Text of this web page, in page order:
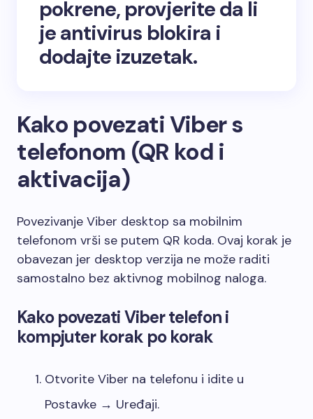
pokrene, provjerite da li
je antivirus blokira i
dodajte izuzetak.
Kako povezati Viber s
telefonom (QR kod i
aktivacija)
Povezivanje Viber desktop sa mobilnim
telefonom vrši se putem QR koda. Ovaj korak je
obavezan jer desktop verzija ne može raditi
samostalno bez aktivnog mobilnog naloga.
Kako povezati Viber telefon i
kompjuter korak po korak
Otvorite Viber na telefonu i idite u
Postavke → Uređaji.